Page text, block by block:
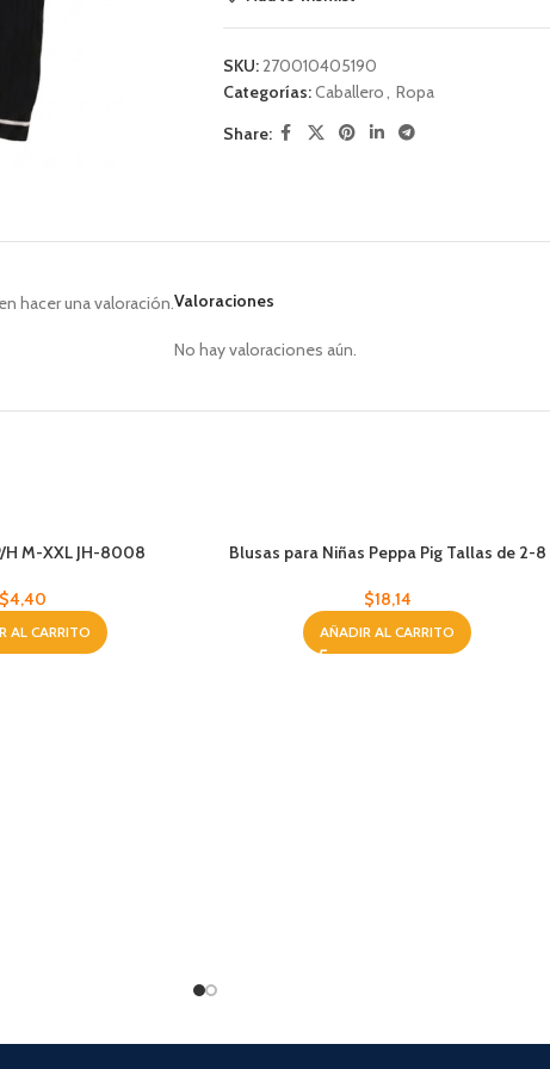
SKU:270010405190
Categorías:Caballero, Ropa
Share:
Valoraciones
No hay valoraciones aún.
hacer una valoración.
H M-XXL JH-8008
$4,40
AL CARRITO
Blusas para Niñas Peppa Pig Tallas de 2-8
$18,14
AÑADIR AL CARRITO